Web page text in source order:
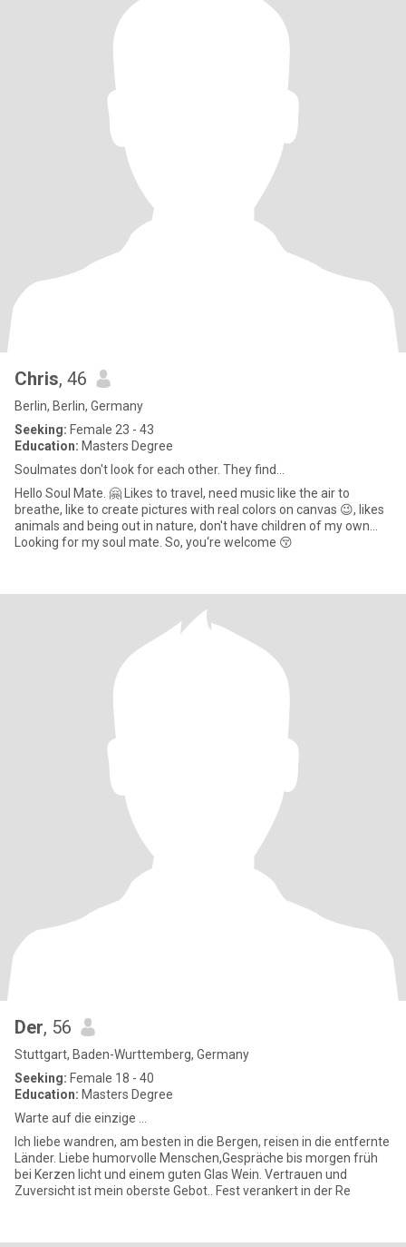
Chris, 46
Berlin, Berlin, Germany
Seeking: Female 23 - 43
Education: Masters Degree
Soulmates don't look for each other. They find…
Hello Soul Mate. 🤗 Likes to travel, need music like the air to
breathe, like to create pictures with real colors on canvas 😉, likes
animals and being out in nature, don't have children of my own...
Looking for my soul mate. So, you‘re welcome 😚
Der, 56
Stuttgart, Baden-Wurttemberg, Germany
Seeking: Female 18 - 40
Education: Masters Degree
Warte auf die einzige ...
Ich liebe wandren, am besten in die Bergen, reisen in die entfernte
Länder. Liebe humorvolle Menschen,Gespräche bis morgen früh
bei Kerzen licht und einem guten Glas Wein. Vertrauen und
Zuversicht ist mein oberste Gebot.. Fest verankert in der Re